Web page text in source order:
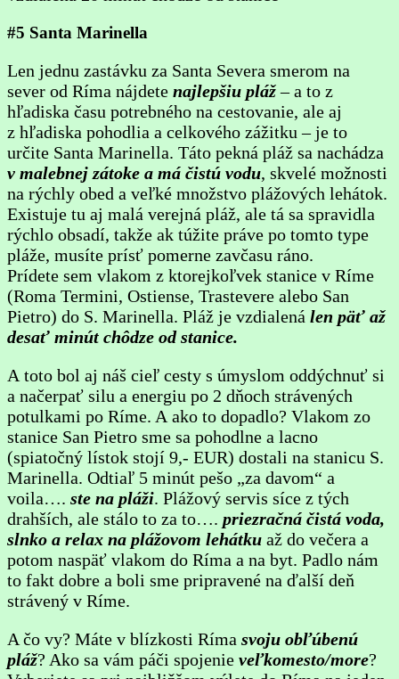
#5 Santa Marinella
Len jednu zastávku za Santa Severa smerom na
sever od Ríma nájdete najlepšiu pláž– a to z
hľadiska času potrebného na cestovanie, ale aj
z hľadiska pohodlia a celkového zážitku – je to
určite Santa Marinella. Táto pekná pláž sa nachádza
v malebnej zátoke a má čistú vodu, skvelé možnosti
na rýchly obed a veľké množstvo plážových lehátok.
Existuje tu aj malá verejná pláž, ale tá sa spravidla
rýchlo obsadí, takže ak túžite práve po tomto type
pláže, musíte prísť pomerne zavčasu ráno.
Prídete sem vlakom z ktorejkoľvek stanice v Ríme
(Roma Termini, Ostiense, Trastevere alebo San
Pietro) do S. Marinella. Pláž je vzdialená len päť až
desať minút chôdze od stanice.
A toto bol aj náš cieľ cesty s úmyslom oddýchnuť si
a načerpať silu a energiu po 2 dňoch strávených
potulkami po Ríme. A ako to dopadlo? Vlakom zo
stanice San Pietro sme sa pohodlne a lacno
(spiatočný lístok stojí 9,- EUR) dostali na stanicu S.
Marinella. Odtiaľ 5 minút pešo „za davom“ a
voila…. ste na pláži. Plážový servis síce z tých
drahších, ale stálo to za to…. priezračná čistá voda,
slnko a relax na plážovom lehátku až do večera a
potom naspäť vlakom do Ríma a na byt. Padlo nám
to fakt dobre a boli sme pripravené na ďalší deň
strávený v Ríme.
A čo vy? Máte v blízkosti Ríma svoju obľúbenú
pláž? Ako sa vám páči spojenie veľkomesto/more?